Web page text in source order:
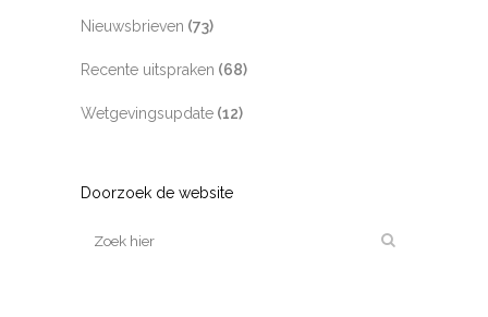
Nieuwsbrieven (73)
Recente uitspraken (68)
Wetgevingsupdate (12)
Doorzoek de website